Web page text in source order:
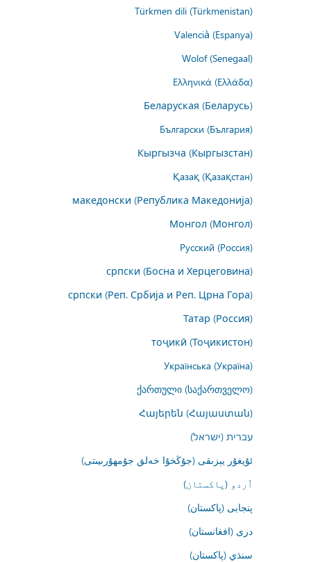
Türkmen dili (Türkmenistan)
Valencià (Espanya)
Wolof (Senegaal)
Ελληνικά (Ελλάδα)
Беларуская (Беларусь)
Български (България)
Кыргызча (Кыргызстан)
Қазақ (Қазақстан)
македонски (Република Македонија)
Монгол (Монгол)
Русский (Россия)
српски (Босна и Херцеговина)
српски (Реп. Србија и Реп. Црна Гора)
Татар (Россия)
тоҷикӣ (Тоҷикистон)
Українська (Україна)
ქართული (საქართველო)
Հայերեն (Հայաստան)
עברית (ישראל)
ئۇيغۇر يېزىقى (جۇڭخۇا خەلق جۇمھۇرىيىتى)
اُردو (پاکستان)
پنجابی (پاکستان)
درى (افغانستان)
سنڌي (پاکستان)